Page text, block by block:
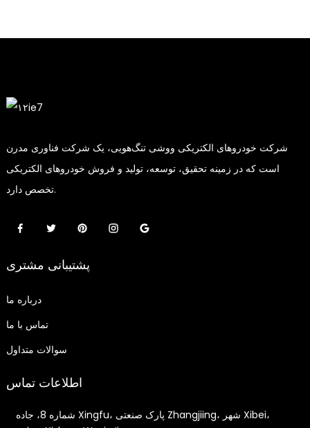
شرکت خودروهای الکتریکی ووشی تنگ‌هویی، یک شرکت فناوری مدرن
است که در زمینه تحقیق، توسعه، تولید و فروش خودروهای الکتریکی
تخصص دارد.
پشتیبانی مشتری
درباره ما
تماس با ما
سوالات متداول
اطلاعات تماس
شماره 8، جاده Xingfu، پارک صنعتی Zhangjiing، شهر Xibei،